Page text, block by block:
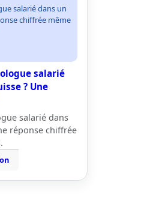
salarié dans un
chiffrée même
salarié
? Une
salarié dans
réponse chiffrée